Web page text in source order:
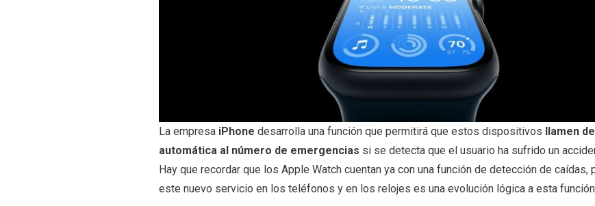
La empresa iPhone desarrolla una función que permitirá que estos dispositivos
llamen
automática al número de emergencias si se detecta que el usuario ha sufrido un
Hay que recordar que los Apple Watch cuentan ya con una función de detección de caídas,
este nuevo servicio en los teléfonos y en los relojes es una evolución lógica a esta